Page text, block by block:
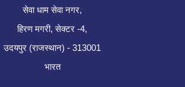
सेवा धाम सेवा नगर,
हिरण मगरी, सेक्टर -4,
उदयपुर (राजस्थान) - 313001
भारत